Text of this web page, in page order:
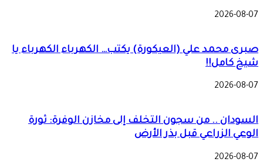
2026-08-07
صبرى محمد علي (العيكورة) يكتب… الكهرباء الكهرباء يا
شيخ كامل!!
2026-08-07
السودان .. من سجون التخلف إلى مخازن الوفرة: ثورة
الوعي الزراعي قبل بذر الأرض
2026-08-07